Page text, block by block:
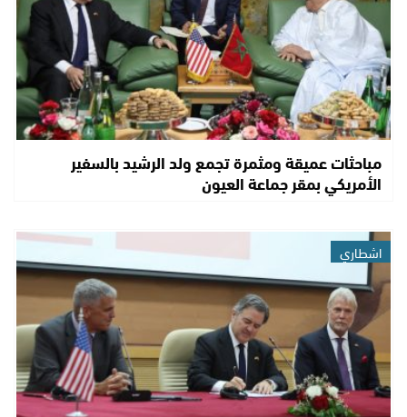
مباحثات عميقة ومثمرة تجمع ولد الرشيد بالسفير
الأمريكي بمقر جماعة العيون
اشطاري